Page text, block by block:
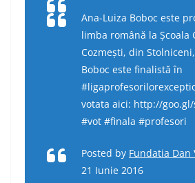
Ana-Luiza Boboc este
limba română la Școala
Cozmești, din
Boboc este finalistă în
votata aici: http://goo.gl/
#vot #finala #profesori
Posted by Fundatia Dan
21 Iunie 2016